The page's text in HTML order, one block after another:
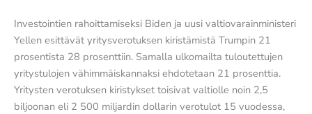
Investointien rahoittamiseksi Biden ja uusi valtiovarainministeri
Yellen esittävät yritysverotuksen kiristämistä Trumpin 21
prosentista 28 prosenttiin. Samalla ulkomailta tuloutettujen
yritystulojen vähimmäiskannaksi ehdotetaan 21 prosenttia.
Yritysten verotuksen kiristykset toisivat valtiolle noin 2,5
biljoonan eli 2 500 miljardin dollarin verotulot 15 vuodessa,